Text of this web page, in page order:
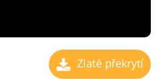
Zlaté překrytí